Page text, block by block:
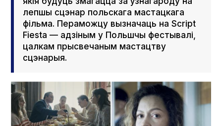
лепшы сцэнар польскага мастацкага
фільма. Пераможцу вызначаць на Scrіpt
Fies­ta — адзіным у Польшчы фестывалі,
цалкам прысвечаным мастацтву
сцэнарыя.